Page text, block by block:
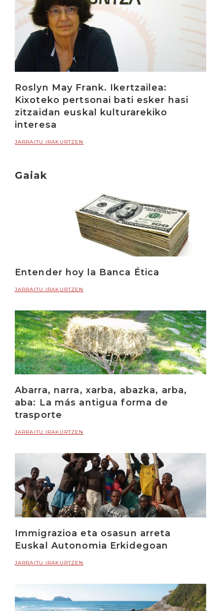
Roslyn May Frank. Ikertzailea:
Kixoteko pertsonai bati esker hasi
zitzaidan euskal kulturarekiko
interesa
JARRAITU IRAKURTZEN
Gaiak
Entender hoy la Banca Ética
JARRAITU IRAKURTZEN
Abarra, narra, xarba, abazka, arba,
aba: La más antigua forma de
trasporte
JARRAITU IRAKURTZEN
Immigrazioa eta osasun arreta
Euskal Autonomia Erkidegoan
JARRAITU IRAKURTZEN